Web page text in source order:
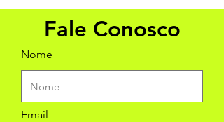
Fale Conosco
Nome
Email